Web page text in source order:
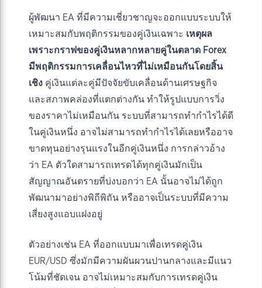
ผู้พัฒนา EA ที่มีความเชี่ยวชาญจะออกแบบระบบให้
เหมาะสมกับพฤติกรรมของคู่เงินเฉพาะ เหตุผล
เพราะกราฟของคู่เงินหลากหลายคู่ในตลาด Forex
มีพฤติกรรมการเคลื่อนไหวที่ไม่เหมือนกันโดยสิ้น
เชิง คู่เงินแต่ละคู่มีปัจจัยขับเคลื่อนด้านเศรษฐกิจ
และสภาพคล่องที่แตกต่างกัน ทำให้รูปแบบการวิ่ง
ของราคาไม่เหมือนกัน ระบบที่สามารถทำกำไรได้ดี
ในคู่เงินหนึ่ง อาจไม่สามารถทำกำไรได้เลยหรืออาจ
ขาดทุนอย่างรุนแรงในอีกคู่เงินหนึ่ง การกล่าวอ้าง
ว่า EA ตัวใดสามารถเทรดได้ทุกคู่เงินมักเป็น
สัญญาณอันตรายที่บ่งบอกว่า EA นั้นอาจไม่ได้ถูก
พัฒนามาอย่างพิถีพิถัน หรืออาจเป็นระบบที่มีความ
เสี่ยงสูงแอบแฝงอยู่
ตัวอย่างเช่น EA ที่ออกแบบมาเพื่อเทรดคู่เงิน
EUR/USD ซึ่งมักมีความผันผวนปานกลางและมีแนว
โน้มที่ชัดเจน อาจไม่เหมาะสมกับการเทรดคู่เงิน